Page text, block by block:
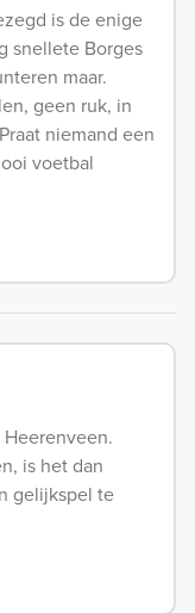
is de enige
snellete Borges
maar.
geen ruk, in
niemand een
voetbal
is het dan
gelijkspel te